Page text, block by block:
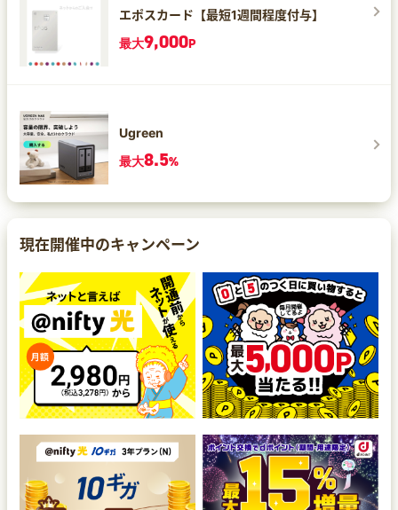
エポスカード【最短1週間程度付与】
最大9,000P
Ugreen
最大8.5%
現在開催中のキャンペーン